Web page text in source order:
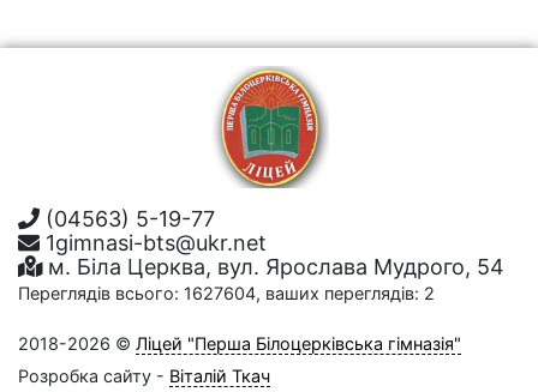
(04563) 5-19-77
1gimnasi-bts@ukr.net
м. Біла Церква, вул. Ярослава Мудрого, 54
Переглядів всього: 1627604, ваших переглядів: 2
2018-2026 © Ліцей "Перша Білоцерківська гімназія"
Розробка сайту - Віталій Ткач